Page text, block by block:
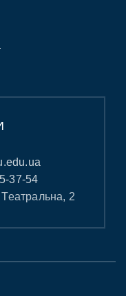
37-54
2